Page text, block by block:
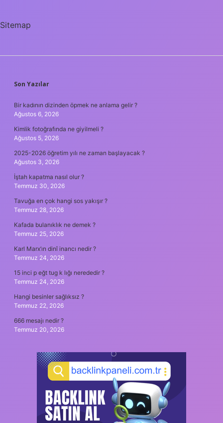
Sitemap
SIDEBAR
Son Yazılar
Bir kadının dizinden öpmek ne anlama gelir ?
Ağustos 6, 2026
Kimlik fotoğrafında ne giyilmeli ?
Ağustos 5, 2026
2025-2026 öğretim yılı ne zaman başlayacak ?
Ağustos 3, 2026
İştah kapatma nasıl olur ?
Temmuz 30, 2026
Tavuğa en çok hangi sos yakışır ?
Temmuz 28, 2026
Kafada bulanıklık ne demek ?
Temmuz 25, 2026
Karl Marx’ın dinî inancı nedir ?
Temmuz 24, 2026
15 inci p eğt tug k lığı nerededir ?
Temmuz 24, 2026
Hangi besinler sağlıksız ?
Temmuz 22, 2026
666 mesajı nedir ?
Temmuz 20, 2026